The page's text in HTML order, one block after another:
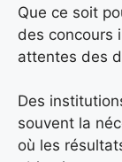
Que ce soit
des concours
attentes des
Des
souvent la
où les